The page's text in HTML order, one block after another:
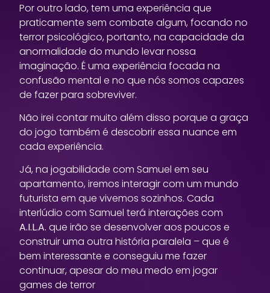
Por outro lado, tem uma experiência que
praticamente sem combate algum, focando no
terror psicológico, portanto, na capacidade da
anormalidade do mundo levar nossa
imaginação. É uma experiência focada na
confusão mental e no que nós somos capazes
de fazer para sobreviver.
Não irei contar muito além disso porque a graça
do jogo também é descobrir essa nuance em
cada experiência.
Já, na jogabilidade com Samuel em seu
apartamento, iremos interagir com um mundo
futurista em que vivemos sozinhos. Cada
interlúdio com Samuel terá interações com
A.I.L.A. que irão se desenvolver aos poucos e
construir uma outra história paralela – que é
bem interessante e conseguiu me fazer
continuar, apesar do meu medo em jogar
games de terror